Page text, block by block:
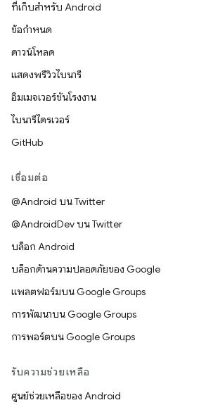
ที่เก็บสำหรับ Android
ข้อกำหนด
ดาวน์โหลด
แสดงพรีวิวไบนารี
อิมเมจเวอร์ชันโรงงาน
ไบนารีไดรเวอร์
GitHub
เชื่อมต่อ
@Android บน Twitter
@AndroidDev บน Twitter
บล็อก Android
บล็อกด้านความปลอดภัยของ Google
แพลตฟอร์มบน Google Groups
การพัฒนาบน Google Groups
การพอร์ตบน Google Groups
รับความช่วยเหลือ
ศูนย์ช่วยเหลือของ Android